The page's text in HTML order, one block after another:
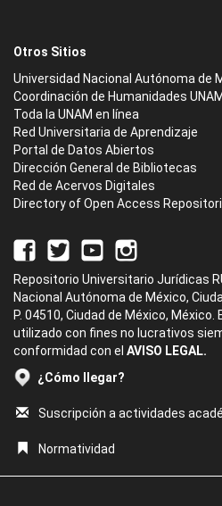
Otros Sitios
Universidad Nacional Autónoma de
Coordinación de Humanidades UNAM
Toda la UNAM en línea
Red Universitaria de Aprendizaje
Portal de Datos Abiertos
Dirección General de Bibliotecas
Red de Acervos Digitales
Directory of Open Access
Repositorio Universitario Jurídicas
Nacional Autónoma de México,
P. 04510, Ciudad de México,
utilizado con fines no lucrativos
conformidad con el AVISO LEGAL.
¿Cómo llegar?
Suscripción a actividades
Normatividad